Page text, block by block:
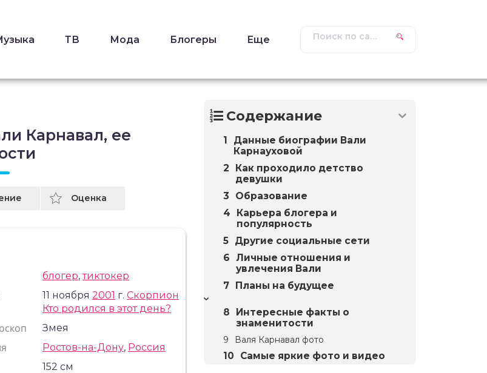
ТВ Мода Блогеры Еще
Карнавал, ее
Оценка
блогер,тиктокер
11 ноября2001 г.Скорпион
Кто родился в этот день?
Змея
Ростов-на-Дону, Россия
152 см
Содержание
Данные биографии Вали
Карнауховой
Как проходило детство
девушки
Образование
Карьера блогера и
популярность
Другие социальные сети
Личные отношения и
увлечения Вали
Планы на будущее
Интересные факты о
знаменитости
Валя Карнавал фото
Самые яркие фото и видео